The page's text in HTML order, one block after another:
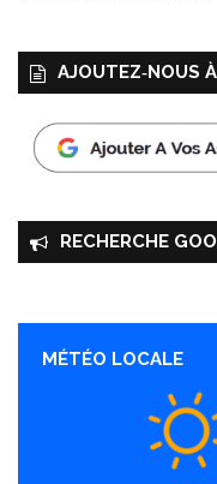
AJOUTEZ‑NOUS
RECHERCHE
MÉTÉO LOCALE